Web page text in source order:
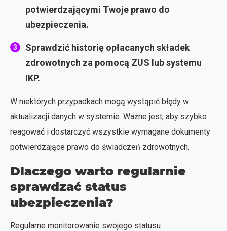
potwierdzającymi Twoje prawo do
ubezpieczenia.
Sprawdzić historię opłacanych składek
zdrowotnych za pomocą ZUS lub systemu
IKP.
W niektórych przypadkach mogą wystąpić błędy w
aktualizacji danych w systemie. Ważne jest, aby szybko
reagować i dostarczyć wszystkie wymagane dokumenty
potwierdzające prawo do świadczeń zdrowotnych.
Dlaczego warto regularnie
sprawdzać status
ubezpieczenia?
Regularne monitorowanie swojego statusu